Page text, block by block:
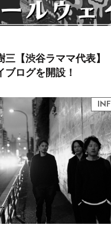
三【渋谷ラママ代表】
ブログを開設！